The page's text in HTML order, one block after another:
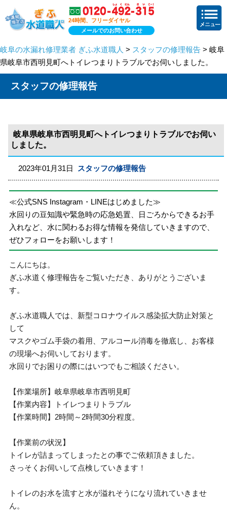
24時間、フリーダイヤル
メールでのお問い合わせ
岐阜の水漏れ修理業者 ぎふ水道職人 > スタッフの修理報告 > 岐阜
県岐阜市西明見町へトイレつまりトラブルでお伺いしました。
スタッフの修理報告
岐阜県岐阜市西明見町へトイレつまりトラブルでお伺い
しました。
2023年01月31日 スタッフの修理報告
≪公式SNS Instagram・LINEはじめました≫
水回りの豆知識や緊急時の応急処置、日ごろからできるお手
入れなど、水に関わるお得な情報を発信していきますので、
ぜひフォローをお願いします！
こんにちは。
ぎふ水道く修理報告をご覧いただき、ありがとうございま
す。
ぎふ水道職人では、新型コロナウイルス感染拡大防止対策と
して
マスクやゴム手袋の着用、アルコール消毒を徹底し、お客様
の現場へお伺いしております。
水回りでお困りの際にはいつでもご相談ください。
【作業場所】岐阜県岐阜市西明見町
【作業内容】トイレつまりトラブル
【作業時間】2時間～2時間30分程度。
【作業前の状況】
トイレが詰まってしまったとの事でご依頼頂きました。
さっそくお伺いして点検していきます！
トイレのお水を流すと水が溢れそうになり流れていきませ
ん。